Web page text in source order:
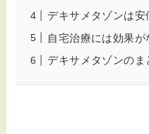
デキサメタゾンは
自宅治療には効果が
デキサメタゾンのま